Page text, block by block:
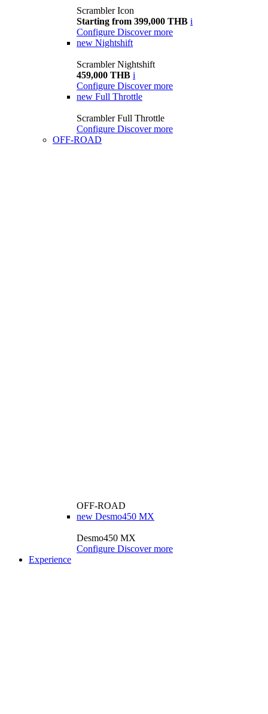
Scrambler Icon
Starting from 399,000 THB i
Configure Discover more
new Nightshift
Scrambler Nightshift
459,000 THB i
Configure Discover more
new Full Throttle
Scrambler Full Throttle
Configure Discover more
OFF-ROAD
OFF-ROAD
new Desmo450 MX
Desmo450 MX
Configure Discover more
Experience